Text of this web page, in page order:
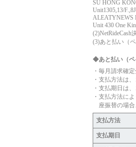
SU HONG
Unit1305,13/
ALEATYNEWS
Unit 430 One
(2)NetRideCash
(3)あと払い（ペ
◆あと払い（ペ
毎月請求確
支払方法は
支払期日は
支払方法に
座振替の場
支払方法
支払期日